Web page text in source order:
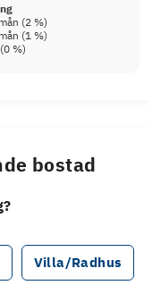
(2 %)
(1 %)
0 %)
bostad
Villa/Radhus